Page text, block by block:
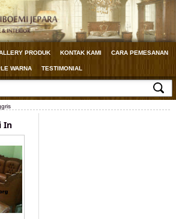
PRODUK KONTAK KAMI CARA PEMESANAN
WARNA TESTIMONIAL
In